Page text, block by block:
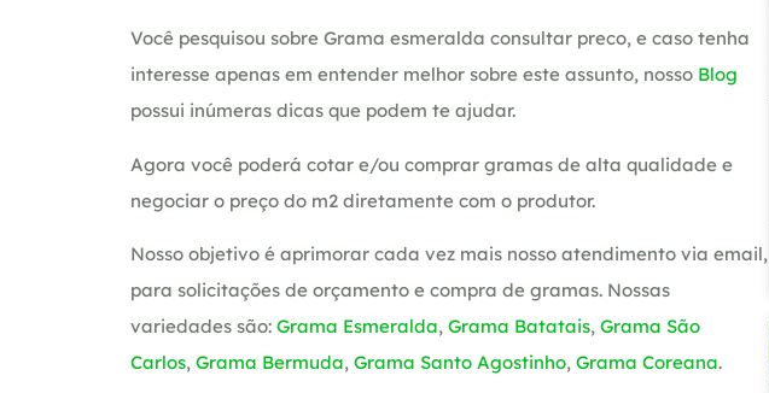
Você pesquisou sobre Grama esmeralda consultar preco, e caso tenha
interesse apenas em entender melhor sobre este assunto, nosso Blog
possui inúmeras dicas que podem te ajudar.
Agora você poderá cotar e/ou comprar gramas de alta qualidade e
negociar o preço do m2 diretamente com o produtor.
Nosso objetivo é aprimorar cada vez mais nosso atendimento via email,
para solicitações de orçamento e compra de gramas. Nossas
variedades são: Grama Esmeralda, Grama Batatais, Grama São
Carlos, Grama Bermuda, Grama Santo Agostinho, Grama Coreana.